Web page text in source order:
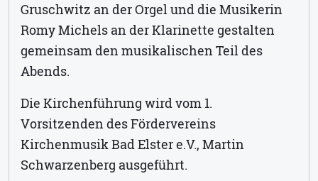
Gruschwitz an der Orgel und die Musikerin
Romy Michels an der Klarinette gestalten
gemeinsam den musikalischen Teil des
Abends.
Die Kirchenführung wird vom 1.
Vorsitzenden des Fördervereins
Kirchenmusik Bad Elster e.V., Martin
Schwarzenberg ausgeführt.